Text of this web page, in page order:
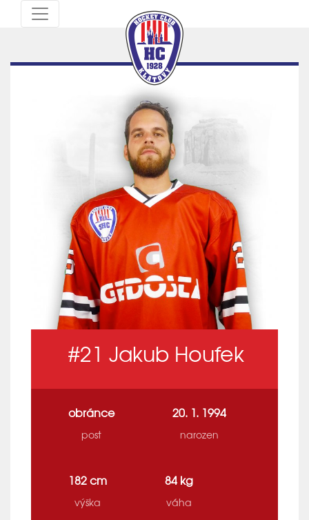
#21 Jakub Houfek
obránce
post
20. 1. 1994
narozen
182 cm
výška
84 kg
váha